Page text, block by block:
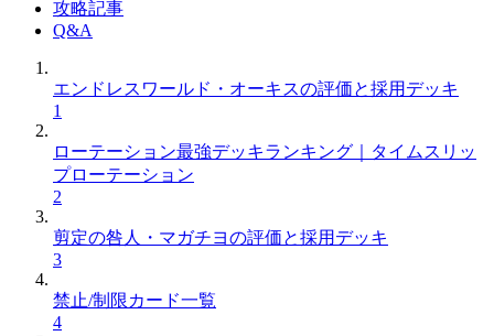
攻略記事
Q&A
エンドレスワールド・オーキスの評価と採用デッキ
1
ローテーション最強デッキランキング｜タイムスリッ
プローテーション
2
剪定の咎人・マガチヨの評価と採用デッキ
3
禁止/制限カード一覧
4